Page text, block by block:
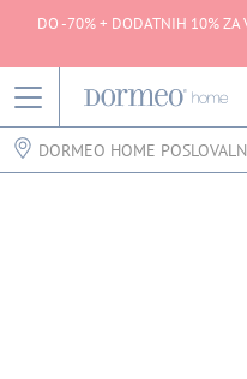
DO -70% + DODATNIH 10% ZA
DORMEO HOME